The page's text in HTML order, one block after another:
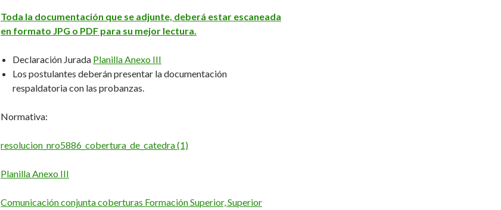
Toda la documentación que se adjunte, deberá estar escaneada
en formato JPG o PDF para su mejor lectura.
Declaración Jurada Planilla Anexo III
Los postulantes deberán presentar la documentación
respaldatoria con las probanzas.
Normativa:
resolucion_nro5886_cobertura_de_catedra (1)
Planilla Anexo III
Comunicación conjunta coberturas Formación Superior, Superior